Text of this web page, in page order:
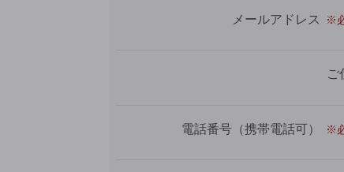
メールアドレス
ご
電話番号（携帯電話可）